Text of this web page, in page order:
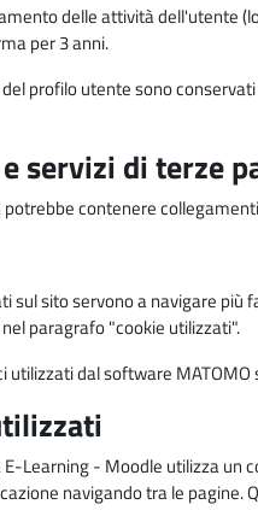
delle attività dell'utente
per 3 anni.
profilo utente sono
servizi di terze
contenere
sul sito servono a navigare
paragrafo "cookie utilizzati".
utilizzati dal software
Learning - Moodle utilizza un
navigando tra le pagine.